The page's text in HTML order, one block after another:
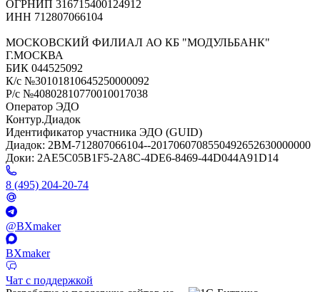
ОГРНИП 316715400124912
ИНН 712807066104
МОСКОВСКИЙ ФИЛИАЛ АО КБ "МОДУЛЬБАНК"
Г.МОСКВА
БИК 044525092
К/с №30101810645250000092
Р/с №40802810770010017038
Оператор ЭДО
Контур.Диадок
Идентификатор участника ЭДО (GUID)
Диадок: 2BM-712807066104--2017060708550492652630000000
Доки: 2AE5C05B1F5-2A8C-4DE6-8469-44D044A91D14
8 (495) 204-20-74
@BXmaker
BXmaker
Чат с поддержкой